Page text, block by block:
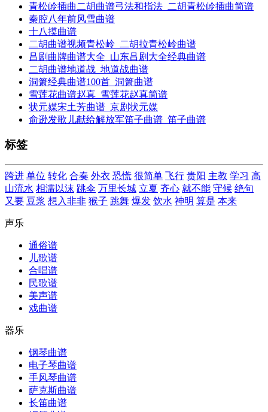
青松岭插曲二胡曲谱弓法和指法_二胡青松岭插曲简谱
秦腔八年前风雪曲谱
十八摸曲谱
二胡曲谱视频青松岭_二胡拉青松岭曲谱
吕剧曲牌曲谱大全_山东吕剧大全经典曲谱
二胡曲谱地道战_地道战曲谱
洞箫经典曲谱100首_洞箫曲谱
雪莲花曲谱赵真_雪莲花赵真简谱
状元媒宋土芳曲谱_京剧状元媒
俞逊发歌儿献给解放军笛子曲谱_笛子曲谱
标签
跨进 单位 转化 合奏 外衣 恐慌 很简单 飞行 贵阳 主教 学习 高
山流水 相濡以沫 跳伞 万里长城 立夏 齐心 就不能 守候 绝句
又要 豆浆 想入非非 猴子 跳舞 爆发 饮水 神明 算是 本来
声乐
通俗谱
儿歌谱
合唱谱
民歌谱
美声谱
戏曲谱
器乐
钢琴曲谱
电子琴曲谱
手风琴曲谱
萨克斯曲谱
长笛曲谱